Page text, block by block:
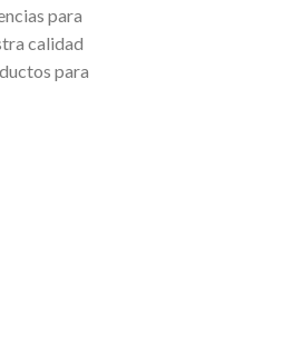
para
calidad
para